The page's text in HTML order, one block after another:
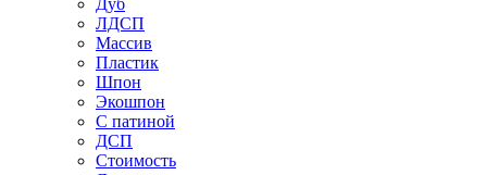
Дуб
ЛДСП
Массив
Пластик
Шпон
Экошпон
С патиной
ДСП
Стоимость